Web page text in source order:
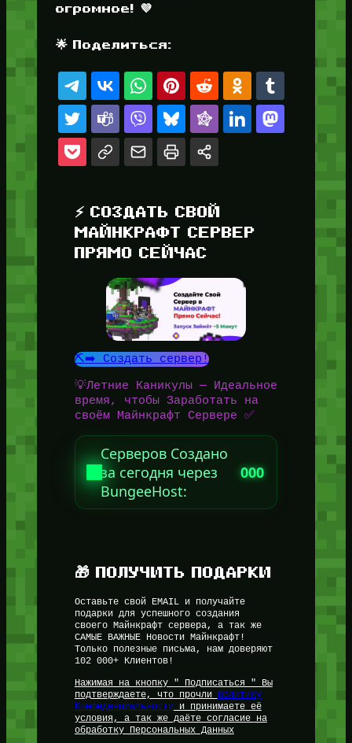
огромное! 💜
🌟 Поделиться:
⚡ СОЗДАТЬ СВОЙ
МАЙНКРАФТ СЕРВЕР
ПРЯМО СЕЙЧАС
⛏️➡️ Создать сервер!
💡Летние Каникулы — Идеальное
время, чтобы Заработать на
своём Майнкрафт Сервере ✅
Серверов Создано
за сегодня через
BungeeHost:
000
🎁 ПОЛУЧИТЬ ПОДАРКИ
Оставьте свой EMAIL и получайте
подарки для успешного создания
своего Майнкрафт сервера, а так же
САМЫЕ ВАЖНЫЕ Новости Майнкрафт!
Только полезные письма, нам доверяют
102 000+ Клиентов!
Нажимая на кнопку " Подписаться " Вы
подтверждаете, что прочли
Политику
Конфиденциальностии принимаете её
условия, а так же даёте согласие на
обработку Персональных Данных